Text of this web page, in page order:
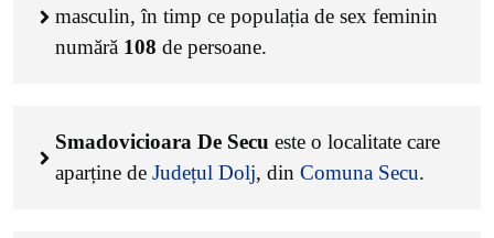
masculin, în timp ce populația de sex feminin
numără 108 de persoane.
Smadovicioara De Secu este o localitate care
aparține de Județul Dolj, din Comuna Secu.